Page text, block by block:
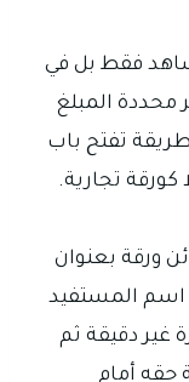
فقط بل في
محددة المبلغ
تفتح باب
كورقة تجارية.
ورقة بعنوان
اسم المستفيد
غير دقيقة ثم
حقه أمام